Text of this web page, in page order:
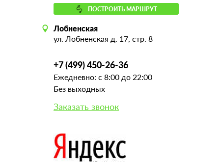
ПОСТРОИТЬ МАРШРУТ
Лобненская
ул. Лобненская д. 17, стр. 8
+7 (499) 450-26-36
Ежедневно: с 8:00 до 22:00
Без выходных
Заказать звонок